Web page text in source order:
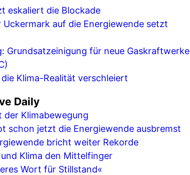
eskaliert die Blockade
auf die Energiewende setzt
Grundsatzeinigung für neue Gaskraftwerke
Klima-Realität verschleiert
Daily
der Klimabewegung
schon jetzt die Energiewende ausbremst
bricht weiter Rekorde
Klima den Mittelfinger
Wort für Stillstand«